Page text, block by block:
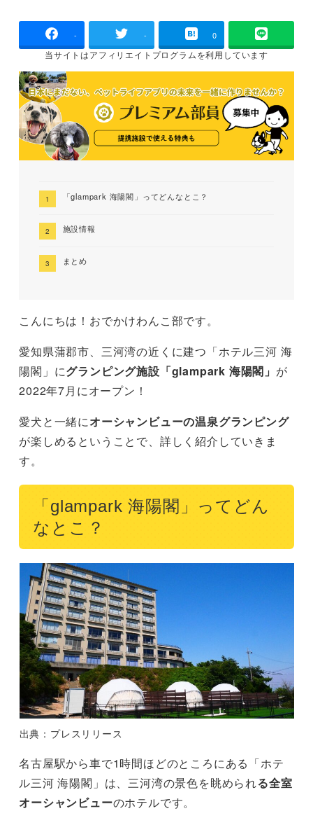
- - 0
当サイトはアフィリエイトプログラムを利用しています
「glampark 海陽閣」ってどんなとこ？
施設情報
まとめ
こんにちは！おでかけわんこ部です。
愛知県蒲郡市、三河湾の近くに建つ「ホテル三河 海
陽閣」にグランピング施設「glampark 海陽閣」 が
2022年7月にオープン！
愛犬と一緒にオーシャンビューの温泉グランピング
が楽しめるということで、詳しく紹介していきま
す。
「glampark 海陽閣」ってどん
なとこ？
出典：プレスリリース
名古屋駅から車で1時間ほどのところにある「ホテ
ル三河 海陽閣」は、三河湾の景色を眺められる全室
オーシャンビューのホテルです。